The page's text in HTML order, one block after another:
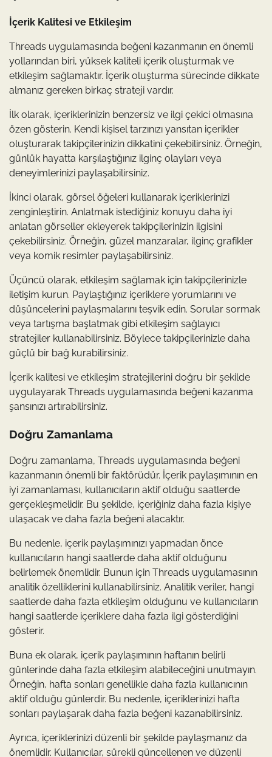
İçerik Kalitesi ve Etkileşim
Threads uygulamasında beğeni kazanmanın en önemli
yollarından biri, yüksek kaliteli içerik oluşturmak ve
etkileşim sağlamaktır. İçerik oluşturma sürecinde dikkate
almanız gereken birkaç strateji vardır.
İlk olarak, içeriklerinizin benzersiz ve ilgi çekici olmasına
özen gösterin. Kendi kişisel tarzınızı yansıtan içerikler
oluşturarak takipçilerinizin dikkatini çekebilirsiniz. Örneğin,
günlük hayatta karşılaştığınız ilginç olayları veya
deneyimlerinizi paylaşabilirsiniz.
İkinci olarak, görsel öğeleri kullanarak içeriklerinizi
zenginleştirin. Anlatmak istediğiniz konuyu daha iyi
anlatan görseller ekleyerek takipçilerinizin ilgisini
çekebilirsiniz. Örneğin, güzel manzaralar, ilginç grafikler
veya komik resimler paylaşabilirsiniz.
Üçüncü olarak, etkileşim sağlamak için takipçilerinizle
iletişim kurun. Paylaştığınız içeriklere yorumlarını ve
düşüncelerini paylaşmalarını teşvik edin. Sorular sormak
veya tartışma başlatmak gibi etkileşim sağlayıcı
stratejiler kullanabilirsiniz. Böylece takipçilerinizle daha
güçlü bir bağ kurabilirsiniz.
İçerik kalitesi ve etkileşim stratejilerini doğru bir şekilde
uygulayarak Threads uygulamasında beğeni kazanma
şansınızı artırabilirsiniz.
Doğru Zamanlama
Doğru zamanlama, Threads uygulamasında beğeni
kazanmanın önemli bir faktörüdür. İçerik paylaşımının en
iyi zamanlaması, kullanıcıların aktif olduğu saatlerde
gerçekleşmelidir. Bu şekilde, içeriğiniz daha fazla kişiye
ulaşacak ve daha fazla beğeni alacaktır.
Bu nedenle, içerik paylaşımınızı yapmadan önce
kullanıcıların hangi saatlerde daha aktif olduğunu
belirlemek önemlidir. Bunun için Threads uygulamasının
analitik özelliklerini kullanabilirsiniz. Analitik veriler, hangi
saatlerde daha fazla etkileşim olduğunu ve kullanıcıların
hangi saatlerde içeriklere daha fazla ilgi gösterdiğini
gösterir.
Buna ek olarak, içerik paylaşımının haftanın belirli
günlerinde daha fazla etkileşim alabileceğini unutmayın.
Örneğin, hafta sonları genellikle daha fazla kullanıcının
aktif olduğu günlerdir. Bu nedenle, içeriklerinizi hafta
sonları paylaşarak daha fazla beğeni kazanabilirsiniz.
Ayrıca, içeriklerinizi düzenli bir şekilde paylaşmanız da
önemlidir. Kullanıcılar, sürekli güncellenen ve düzenli